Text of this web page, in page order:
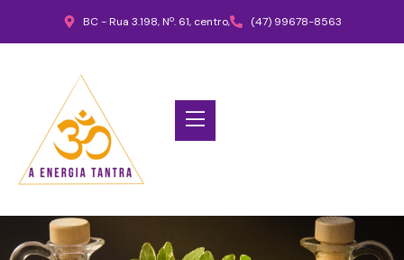
BC - Rua 3.198, Nº. 61, centro, (47) 99678-8563